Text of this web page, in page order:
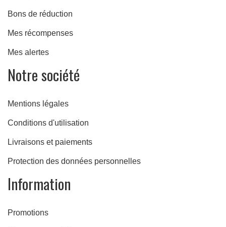
Bons de réduction
Mes récompenses
Mes alertes
Notre société
Mentions légales
Conditions d'utilisation
Livraisons et paiements
Protection des données personnelles
Information
Promotions